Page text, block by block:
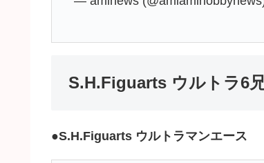
S.H.Figuarts ウルトラ6
●S.H.Figuarts ウルトラマンエース